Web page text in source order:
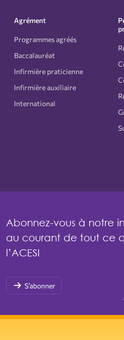
Agrément
Programmes agréés
Baccalauréat
Infirmière praticienne
Infirmière auxiliaire
International
Abonnez-vous à notre
au courant de tout ce
l’ACESI
S’abonner